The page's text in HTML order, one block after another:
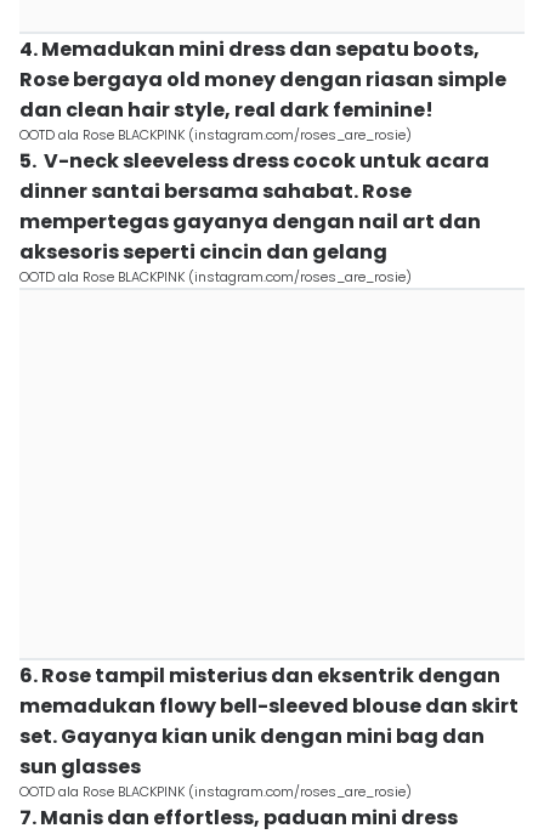
4. Memadukan mini dress dan sepatu boots,
Rose bergaya old money dengan riasan simple
dan clean hair style, real dark feminine!
OOTD ala Rose BLACKPINK (instagram.com/roses_are_rosie)
5. V-neck sleeveless dress cocok untuk acara
dinner santai bersama sahabat. Rose
mempertegas gayanya dengan nail art dan
aksesoris seperti cincin dan gelang
OOTD ala Rose BLACKPINK (instagram.com/roses_are_rosie)
6. Rose tampil misterius dan eksentrik dengan
memadukan flowy bell-sleeved blouse dan skirt
set. Gayanya kian unik dengan mini bag dan
sun glasses
OOTD ala Rose BLACKPINK (instagram.com/roses_are_rosie)
7. Manis dan effortless, paduan mini dress